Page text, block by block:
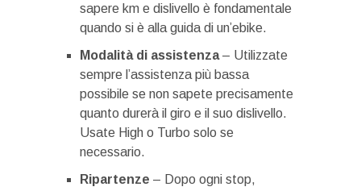
sapere km e dislivello è fondamentale
quando si è alla guida di un’ebike.
Modalità di assistenza– Utilizzate
sempre l’assistenza più bassa
possibile se non sapete precisamente
quanto durerà il giro e il suo dislivello.
Usate High o Turbo solo se
necessario.
Ripartenze – Dopo ogni stop,